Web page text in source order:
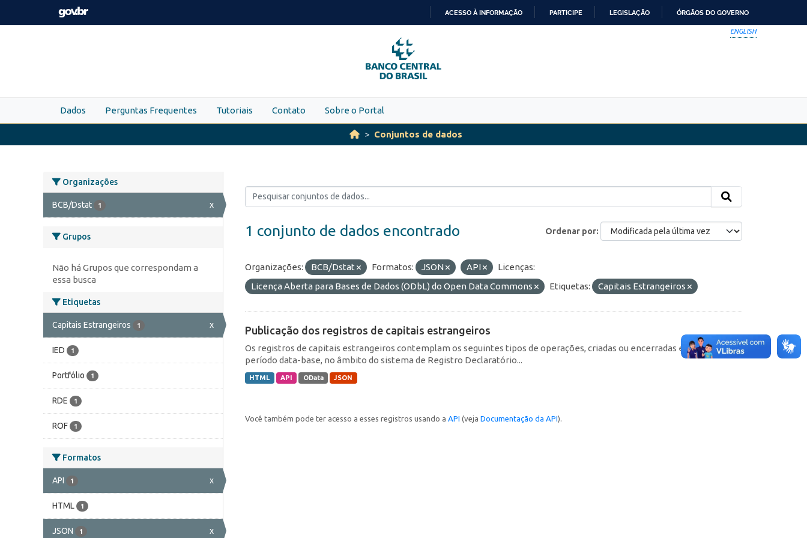
Skip to main content
PARA
O
CONTEÚDO
ACESSO À INFORMAÇÃO PARTICIPE LEGISLAÇÃO ÓRGÃOS DO GOVERNO
ENGLISH
Dados Perguntas Frequentes Tutoriais Contato Sobre o Portal
Conjuntos de dados
Organizações
BCB/Dstat 1 x
Grupos
Não há Grupos que correspondam a
essa busca
Etiquetas
Capitais Estrangeiros 1 x
IED 1
Portfólio 1
RDE 1
ROF 1
Formatos
API 1 x
HTML 1
JSON 1 x
Ordenar por
1 conjunto de dados encontrado
Organizações: BCB/Dstat Formatos: JSON API
Licenças:
Licença Aberta para Bases de Dados (ODbL) do Open Data Commons
Etiquetas: Capitais Estrangeiros
Publicação dos registros de capitais estrangeiros
Os registros de capitais estrangeiros contemplam os seguintes tipos de operações, criadas ou encerradas em cada
período data-base, no âmbito do sistema de Registro Declaratório...
HTML API OData JSON
Você também pode ter acesso a esses registros usando a API (veja Documentação da API).